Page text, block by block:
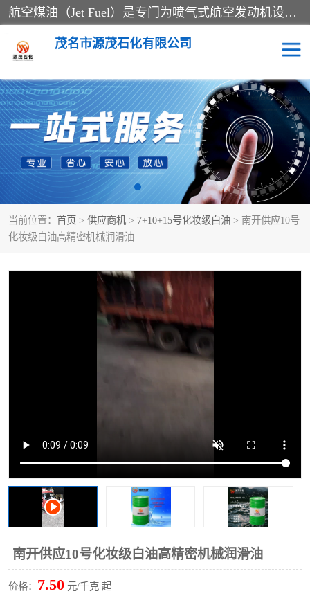
航空煤油（Jet Fuel）是专门为喷气式航空发动机设计的高纯度燃料，主要分为Jet A、Jet A-1和Jet B等类型。其特点是闪点高、低温流动性好，并添加了抗静电剂和抗氧化剂以确保飞行安全。航空煤油需
茂名市源茂石化有限公司
当前位置： 首页 > 供应商机 > 7+10+15号化妆级白油 > 南开供应10号
化妆级白油高精密机械润滑油
南开供应10号化妆级白油高精密机械润滑油
价格： 7.50 元/千克 起
RP3航空煤油 D20+D30溶剂油
D40+D60溶剂油 D80+D100溶剂油
6号+120号溶剂油 260号溶剂油
异构烷烃 天然乳胶
26+32号化妆级白油 46+68号化妆级白油